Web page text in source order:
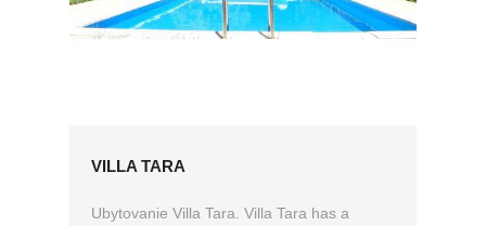
VILLA TARA
Ubytovanie Villa Tara. Villa Tara has a